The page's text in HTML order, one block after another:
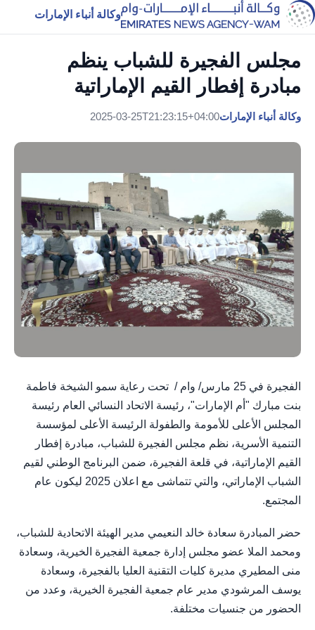
وكالة أنباء الإمارات
مجلس الفجيرة للشباب ينظم
مبادرة إفطار القيم الإماراتية
وكالة أنباء الإمارات2025-03-25T21:23:15+04:00
الفجيرة في 25 مارس/ وام / تحت رعاية سمو الشيخة فاطمة
بنت مبارك "أم الإمارات"، رئيسة الاتحاد النسائي العام رئيسة
المجلس الأعلى للأمومة والطفولة الرئيسة الأعلى لمؤسسة
التنمية الأسرية، نظم مجلس الفجيرة للشباب، مبادرة إفطار
القيم الإماراتية، في قلعة الفجيرة، ضمن البرنامج الوطني لقيم
الشباب الإماراتي، والتي تتماشى مع اعلان 2025 ليكون عام
المجتمع.
حضر المبادرة سعادة خالد النعيمي مدير الهيئة الاتحادية للشباب،
ومحمد الملا عضو مجلس إدارة جمعية الفجيرة الخيرية، وسعادة
منى المطيري مديرة كليات التقنية العليا بالفجيرة، وسعادة
يوسف المرشودي مدير عام جمعية الفجيرة الخيرية، وعدد من
الحضور من جنسيات مختلفة.